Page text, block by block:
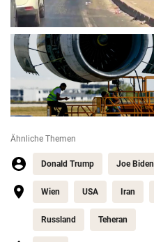
Ähnliche Themen
Donald Trump Joe Biden
Wien USA Iran
Russland Teheran